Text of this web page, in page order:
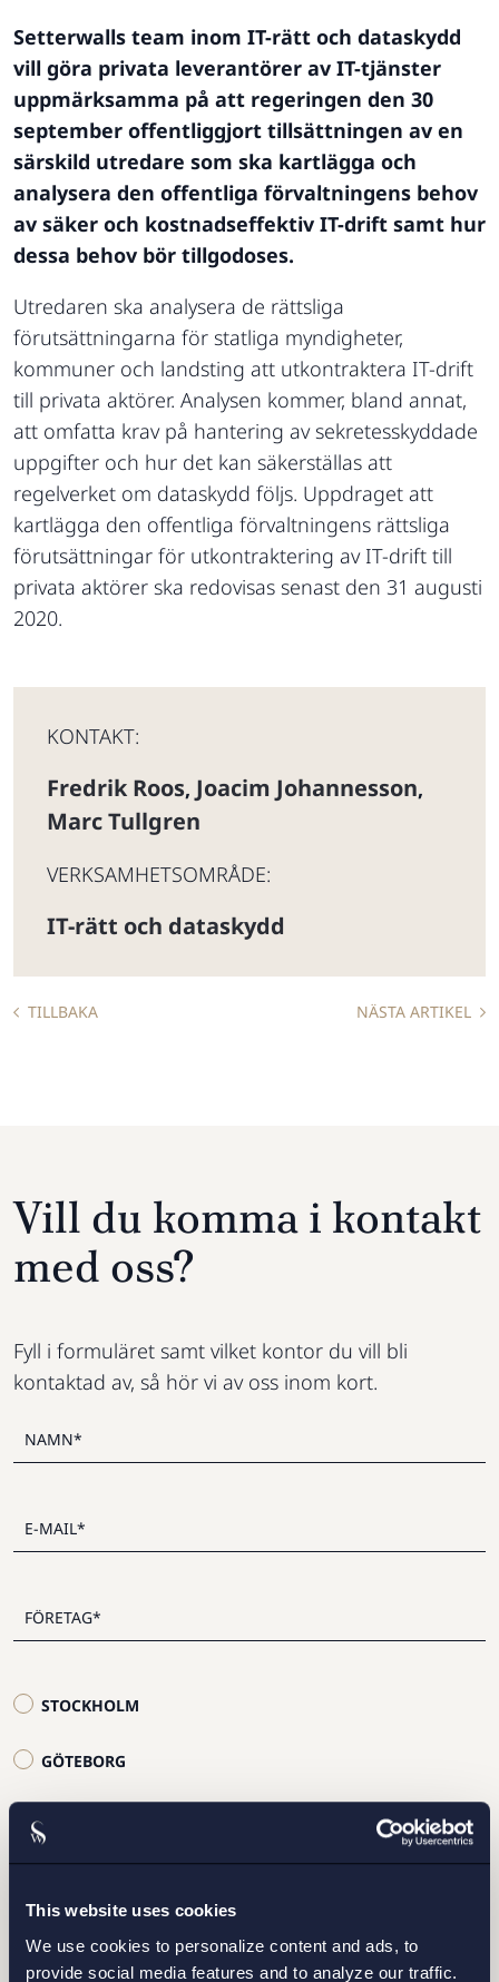
This website uses cookies
We use cookies to personalize content and ads, to
provide social media features and to analyze our traffic.
Setterwalls team inom IT-rätt och dataskydd
vill göra privata leverantörer av IT-tjänster
uppmärksamma på att regeringen den 30
september offentliggjort tillsättningen av en
särskild utredare som ska kartlägga och
analysera den offentliga förvaltningens behov
av säker och kostnadseffektiv IT-drift samt hur
dessa behov bör tillgodoses.
Utredaren ska analysera de rättsliga
förutsättningarna för statliga myndigheter,
kommuner och landsting att utkontraktera IT-drift
till privata aktörer. Analysen kommer, bland annat,
att omfatta krav på hantering av sekretesskyddade
uppgifter och hur det kan säkerställas att
regelverket om dataskydd följs. Uppdraget att
kartlägga den offentliga förvaltningens rättsliga
förutsättningar för utkontraktering av IT-drift till
privata aktörer ska redovisas senast den 31 augusti
2020.
KONTAKT:
Fredrik Roos, Joacim Johannesson,
Marc Tullgren
VERKSAMHETSOMRÅDE:
IT-rätt och dataskydd
TILLBAKA NÄSTA ARTIKEL
STOCKHOLM
GÖTEBORG
Vill du komma i kontakt
med oss?
Fyll i formuläret samt vilket kontor du vill bli
kontaktad av, så hör vi av oss inom kort.